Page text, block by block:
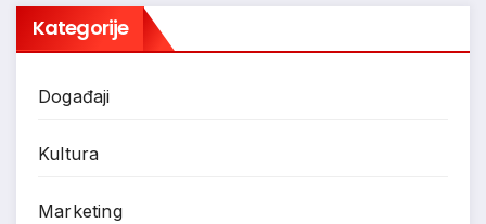
Kategorije
Događaji
Kultura
Marketing